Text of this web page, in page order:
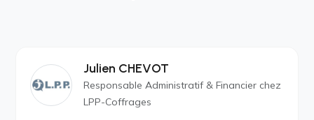
Julien CHEVOT
Responsable Administratif & Financier chez
LPP-Coffrages